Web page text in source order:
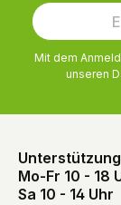
Mit dem
unseren
Mo-Fr 10 - 18
Sa 10 - 14 Uhr